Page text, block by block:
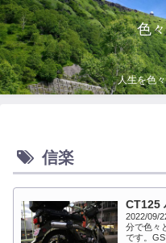
色
人生を色
信楽
CT125
2022/09/
分で色々
です。